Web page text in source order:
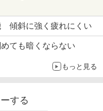
傾斜に強く疲れにくい
ても暗くならない
もっと見る
する